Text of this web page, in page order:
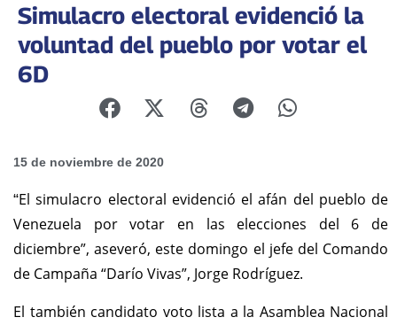
Simulacro electoral evidenció la
voluntad del pueblo por votar el
6D
15 de noviembre de 2020
“El simulacro electoral evidenció el afán del pueblo de
Venezuela por votar en las elecciones del 6 de
diciembre”, aseveró, este domingo el jefe del Comando
de Campaña “Darío Vivas”, Jorge Rodríguez.
El también candidato voto lista a la Asamblea Nacional